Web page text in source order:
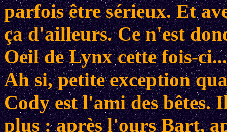
parfois être sérieux. Et
ça d'ailleurs. Ce n'est
Oeil de Lynx cette fois-ci...
Ah si, petite exception
Cody est l'ami des bêtes.
plus : après l'ours Bart,